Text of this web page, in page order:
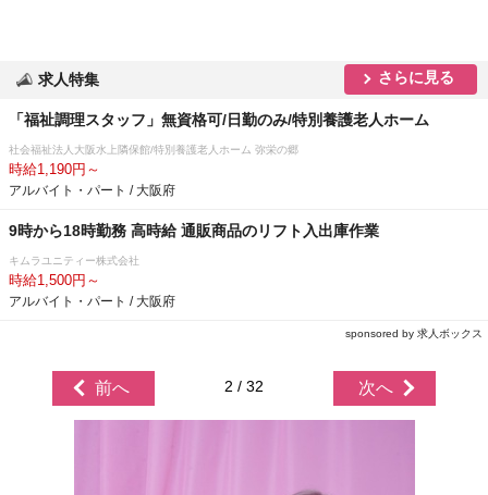
求人特集 さらに見る
「福祉調理スタッフ」無資格可/日勤のみ/特別養護老人ホーム
社会福祉法人大阪水上隣保館/特別養護老人ホーム 弥栄の郷
時給1,190円～
アルバイト・パート / 大阪府
9時から18時勤務 高時給 通販商品のリフト入出庫作業
キムラユニティー株式会社
時給1,500円～
アルバイト・パート / 大阪府
sponsored by 求人ボックス
前へ 2 / 32 次へ